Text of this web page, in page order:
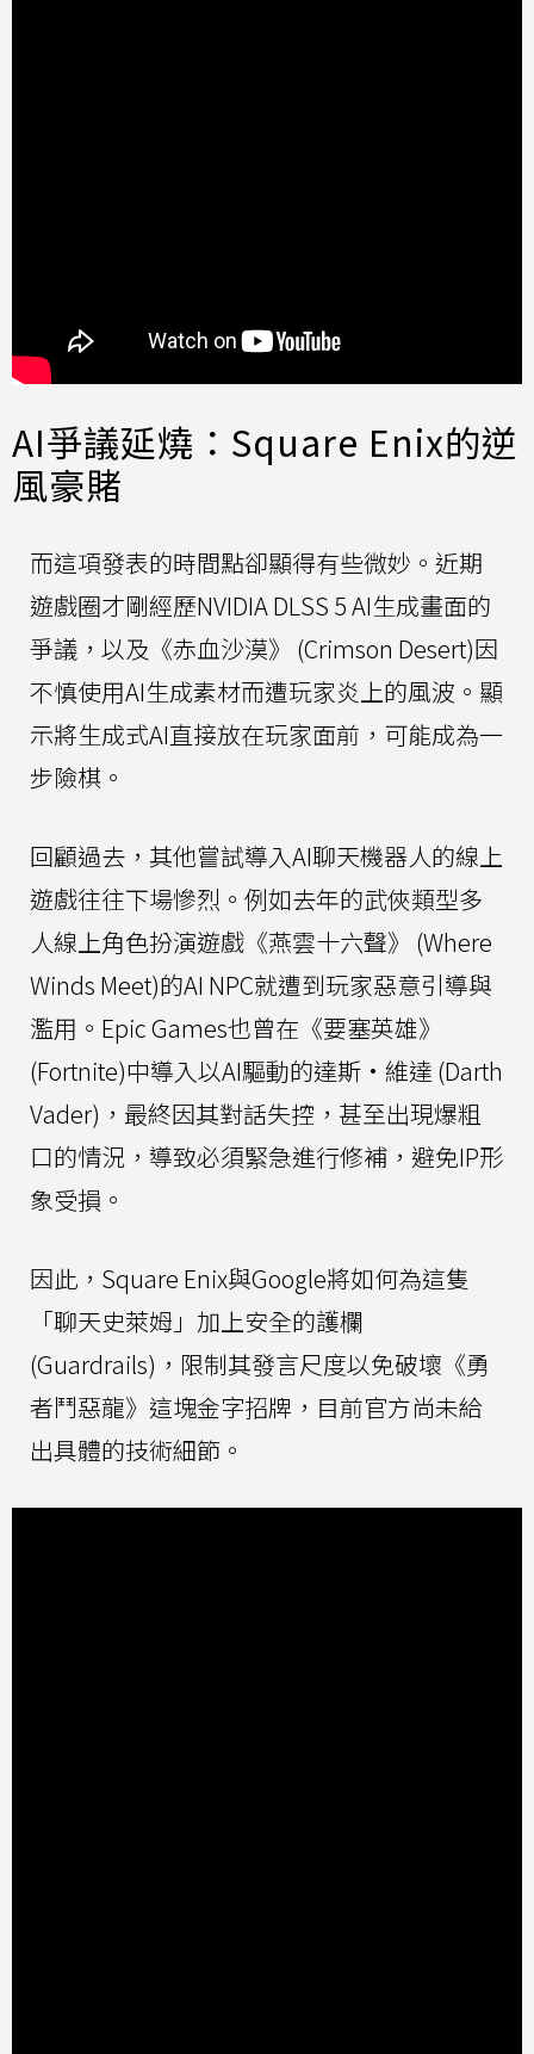
AI爭議延燒：Square Enix的逆
風豪賭
而這項發表的時間點卻顯得有些微妙。近期
遊戲圈才剛經歷NVIDIA DLSS 5 AI生成畫面的
爭議，以及《赤血沙漠》 (Crimson Desert)因
不慎使用AI生成素材而遭玩家炎上的風波。顯
示將生成式AI直接放在玩家面前，可能成為一
步險棋。
回顧過去，其他嘗試導入AI聊天機器人的線上
遊戲往往下場慘烈。例如去年的武俠類型多
人線上角色扮演遊戲《燕雲十六聲》 (Where
Winds Meet)的AI NPC就遭到玩家惡意引導與
濫用。Epic Games也曾在《要塞英雄》
(Fortnite)中導入以AI驅動的達斯·維達 (Darth
Vader)，最終因其對話失控，甚至出現爆粗
口的情況，導致必須緊急進行修補，避免IP形
象受損。
因此，Square Enix與Google將如何為這隻
「聊天史萊姆」加上安全的護欄
(Guardrails)，限制其發言尺度以免破壞《勇
者鬥惡龍》這塊金字招牌，目前官方尚未給
出具體的技術細節。